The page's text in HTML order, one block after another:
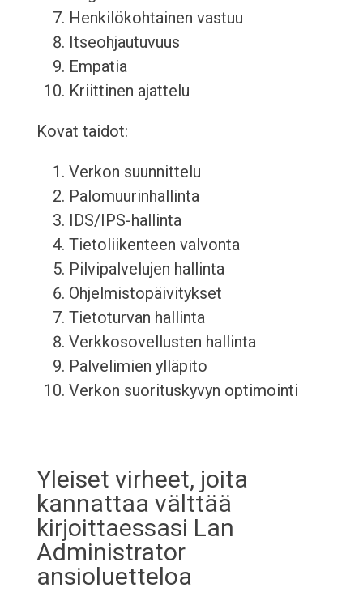
Henkilökohtainen vastuu
Itseohjautuvuus
Empatia
Kriittinen ajattelu
Kovat taidot:
Verkon suunnittelu
Palomuurinhallinta
IDS/IPS-hallinta
Tietoliikenteen valvonta
Pilvipalvelujen hallinta
Ohjelmistopäivitykset
Tietoturvan hallinta
Verkkosovellusten hallinta
Palvelimien ylläpito
Verkon suorituskyvyn optimointi
Yleiset virheet, joita
kannattaa välttää
kirjoittaessasi Lan
Administrator
ansioluetteloa